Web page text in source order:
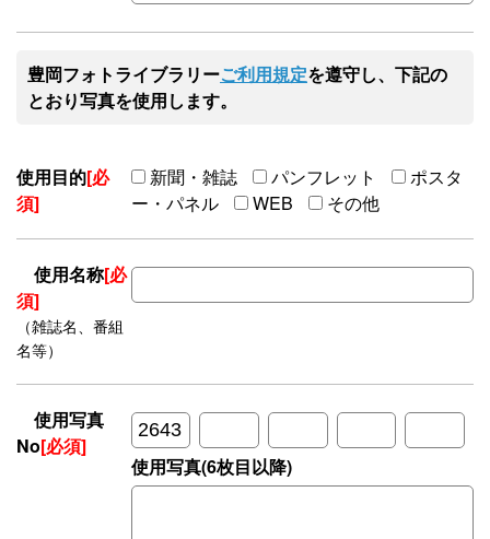
豊岡フォトライブラリーご利用規定を遵守し、下記の
とおり写真を使用します。
使用目的[必
須]
新聞・雑誌 パンフレット
ポスタ
ー・パネル
WEB その他
使用名称[必
須]
（雑誌名、番組
名等）
使用写真
No[必須]
使用写真(6枚目以降)